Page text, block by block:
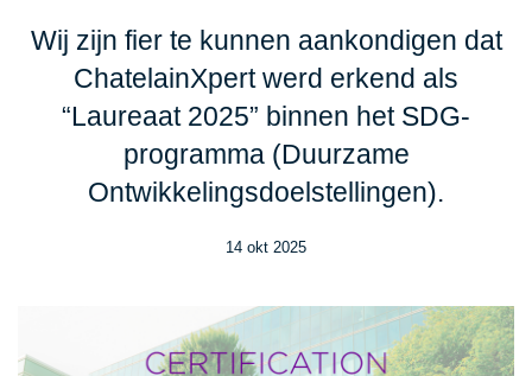
Wij zijn fier te kunnen aankondigen dat
ChatelainXpert werd erkend als
“Laureaat 2025” binnen het SDG-
programma (Duurzame
Ontwikkelingsdoelstellingen).
14 okt 2025